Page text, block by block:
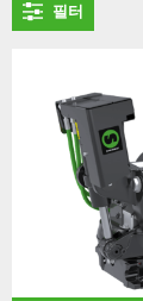
필터